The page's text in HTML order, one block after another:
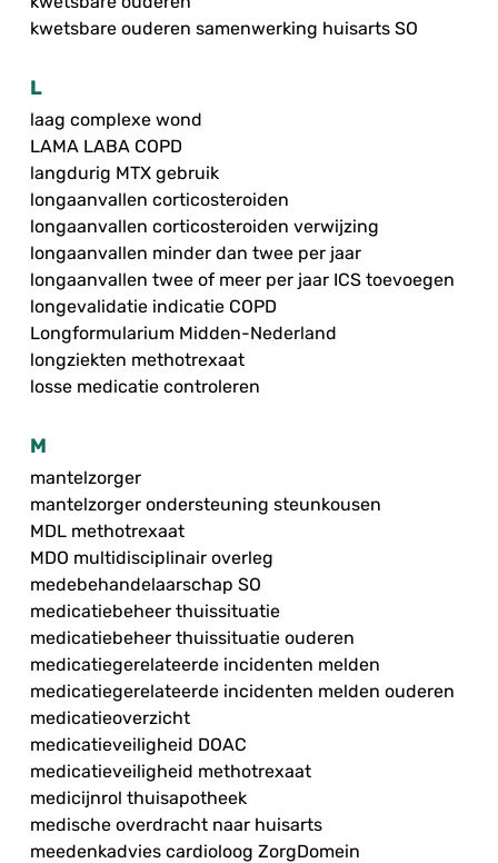
kwetsbare ouderen samenwerking huisarts SO
L
laag complexe wond
LAMA LABA COPD
langdurig MTX gebruik
longaanvallen corticosteroiden
longaanvallen corticosteroiden verwijzing
longaanvallen minder dan twee per jaar
longaanvallen twee of meer per jaar ICS toevoegen
longevalidatie indicatie COPD
Longformularium Midden-Nederland
longziekten methotrexaat
losse medicatie controleren
M
mantelzorger
mantelzorger ondersteuning steunkousen
MDL methotrexaat
MDO multidisciplinair overleg
medebehandelaarschap SO
medicatiebeheer thuissituatie
medicatiebeheer thuissituatie ouderen
medicatiegerelateerde incidenten melden
medicatiegerelateerde incidenten melden ouderen
medicatieoverzicht
medicatieveiligheid DOAC
medicatieveiligheid methotrexaat
medicijnrol thuisapotheek
medische overdracht naar huisarts
meedenkadvies cardioloog ZorgDomein